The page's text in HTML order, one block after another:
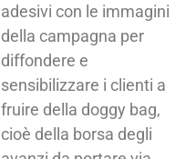
adesivi con le immagini
della campagna per
diffondere e
sensibilizzare i clienti a
fruire della doggy bag,
cioè della borsa degli